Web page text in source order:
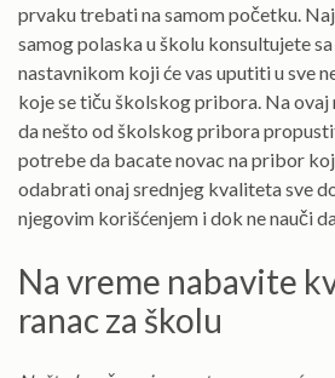
prvaku trebati na samom početku.
samog polaska u školu konsultujete
nastavnikom koji će vas uputiti u sve
koje se tiču školskog pribora. Na
da nešto od školskog pribora
potrebe da bacate novac na pribor
odabrati onaj srednjeg kvaliteta sve
njegovim korišćenjem i dok ne nauči
Na vreme nabavite
ranac za školu